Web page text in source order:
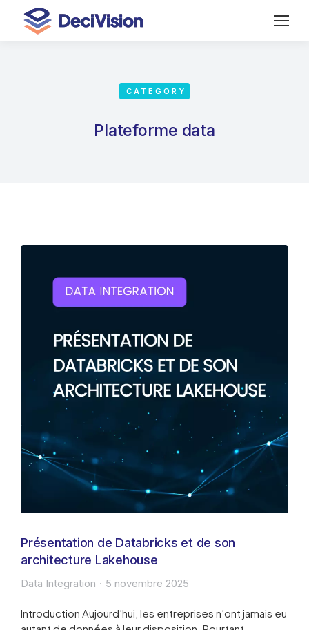
CATEGORY
Plateforme data
Présentation de Databricks et de son
architecture Lakehouse
Data Integration 5 novembre 2025
Introduction Aujourd’hui, les entreprises n’ont jamais eu